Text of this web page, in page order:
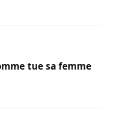
tue sa femme